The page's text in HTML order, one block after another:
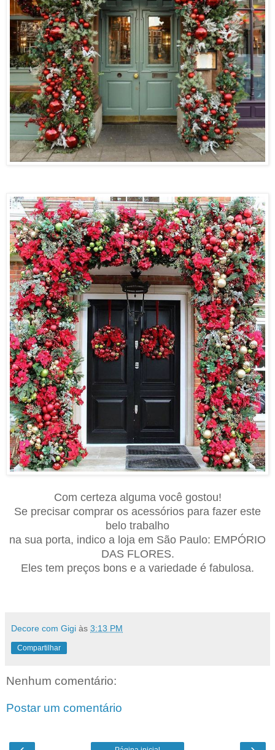
Com certeza alguma você gostou!
Se precisar comprar os acessórios para fazer este
belo trabalho
na sua porta, indico a loja em São Paulo: EMPÓRIO
DAS FLORES.
Eles tem preços bons e a variedade é fabulosa.
Decore com Gigi às 3:13 PM
Compartilhar
Nenhum comentário:
Postar um comentário